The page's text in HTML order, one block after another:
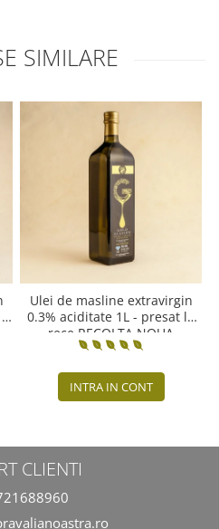
SIMILARE
Ulei de masline extravirgin
0.3% aciditate 1L - presat la
rece RECOLTA NOUA
INTRA IN CONT
CLIENTI